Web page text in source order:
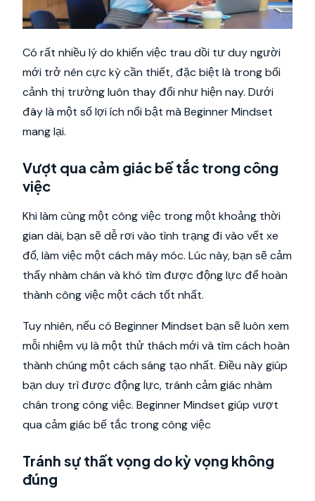
Có rất nhiều lý do khiến việc trau dồi tư duy người
mới trở nên cực kỳ cần thiết, đặc biệt là trong bối
cảnh thị trường luôn thay đổi như hiện nay. Dưới
đây là một số lợi ích nổi bật mà Beginner Mindset
mang lại.
Vượt qua cảm giác bế tắc trong công
việc
Khi làm cùng một công việc trong một khoảng thời
gian dài, bạn sẽ dễ rơi vào tình trạng đi vào vết xe
đổ, làm việc một cách máy móc. Lúc này, bạn sẽ cảm
thấy nhàm chán và khó tìm được động lực để hoàn
thành công việc một cách tốt nhất.
Tuy nhiên, nếu có Beginner Mindset bạn sẽ luôn xem
mỗi nhiệm vụ là một thử thách mới và tìm cách hoàn
thành chúng một cách sáng tạo nhất. Điều này giúp
bạn duy trì được động lực, tránh cảm giác nhàm
chán trong công việc. Beginner Mindset giúp vượt
qua cảm giác bế tắc trong công việc
Tránh sự thất vọng do kỳ vọng không
đúng